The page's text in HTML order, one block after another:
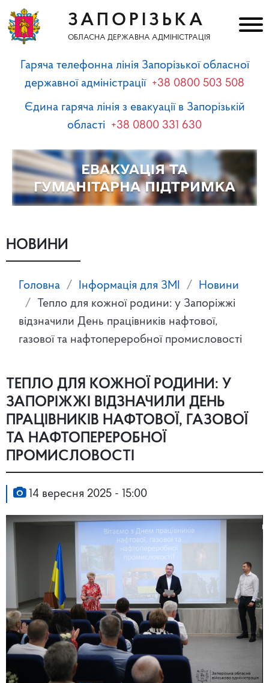
ЗАПОРІЗЬКА
ОБЛАСНА ДЕРЖАВНА АДМІНІСТРАЦІЯ
Гаряча телефонна лінія Запорізької обласної
державної адміністрації +38 0800 503 508
Єдина гаряча лінія з евакуації в Запорізькій
області +38 0800 331 630
НОВИНИ
Головна Інформація для ЗМІ
Новини
Тепло для кожної родини: у Запоріжжі
відзначили День працівників нафтової,
газової та нафтопереробної промисловості
ТЕПЛО ДЛЯ КОЖНОЇ РОДИНИ: У
ЗАПОРІЖЖІ ВІДЗНАЧИЛИ ДЕНЬ
ПРАЦІВНИКІВ НАФТОВОЇ, ГАЗОВОЇ
ТА НАФТОПЕРЕРОБНОЇ
ПРОМИСЛОВОСТІ
14 вересня 2025 - 15:00